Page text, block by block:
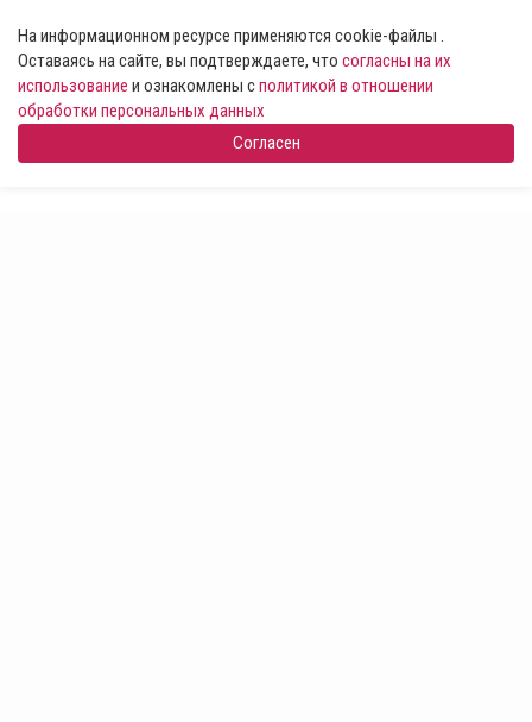
На информационном ресурсе применяются cookie-файлы .
Оставаясь на сайте, вы подтверждаете, что согласны на их
использование и ознакомлены сполитикой в отношении
обработки персональных данных
Согласен